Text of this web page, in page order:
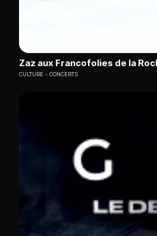
Zaz aux Francofolies de la
CULTURE CONCERTS